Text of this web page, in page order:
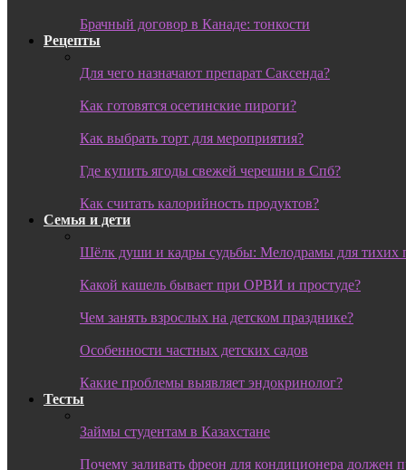
Брачный договор в Канаде: тонкости
Рецепты
Для чего назначают препарат Саксенда?
Как готовятся осетинские пироги?
Как выбрать торт для мероприятия?
Где купить ягоды свежей черешни в Спб?
Как считать калорийность продуктов?
Семья и дети
Шёлк души и кадры судьбы: Мелодрамы для тихих
Какой кашель бывает при ОРВИ и простуде?
Чем занять взрослых на детском празднике?
Особенности частных детских садов
Какие проблемы выявляет эндокринолог?
Тесты
Займы студентам в Казахстане
Почему заливать фреон для кондиционера должен